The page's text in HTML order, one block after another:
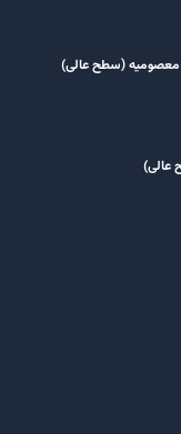
(سطح عالی)
عالی)